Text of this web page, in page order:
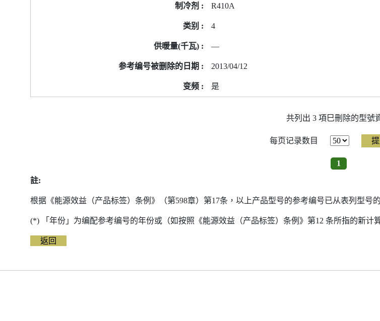
R410A
4
—
2013/04/12
是
共列出 3 項巳刪除的型號
每页记录数目
1
註:
根据《能源效益（产品标签）条例》（第598章）第17条，以上产品型号的参考编号已从表列型号
(*) 「年份」为编配参考编号的年份或（如按照《能源效益（产品标签）条例》第12 条所指的新计
返回